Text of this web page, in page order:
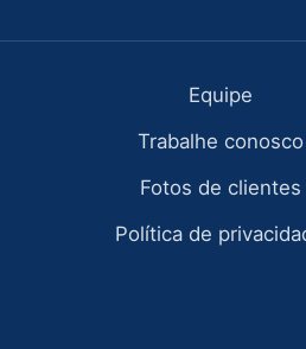
Equipe
Trabalhe conosco
Fotos de clientes
Política de